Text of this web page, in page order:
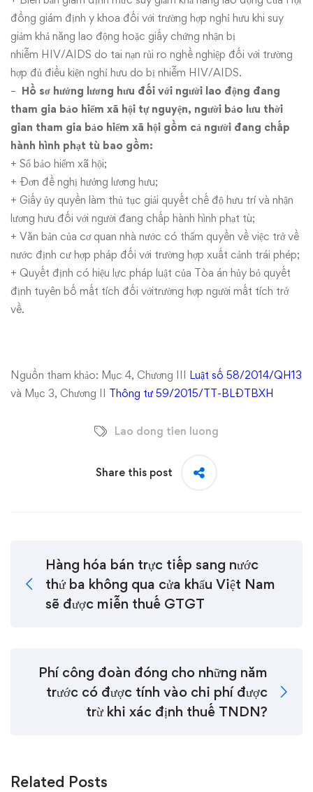
đồng giám định y khoa đối với trường hợp nghỉ hưu khi suy
giảm khả năng lao động hoặc giấy chứng nhận bị
nhiễm HIV/AIDS do tai nạn rủi ro nghề nghiệp đối với trường
hợp đủ điều kiện nghỉ hưu do bị nhiễm HIV/AIDS.
– Hồ sơ hưởng lương hưu đối với người lao động đang
tham gia bảo hiểm xã hội tự nguyện, người bảo lưu thời
gian tham gia bảo hiểm xã hội gồm cả người đang chấp
hành hình phạt tù bao gồm:
+ Sổ bảo hiểm xã hội;
+ Đơn đề nghị hưởng lương hưu;
+ Giấy ủy quyền làm thủ tục giải quyết chế độ hưu trí và nhận
lương hưu đối với người đang chấp hành hình phạt tù;
+ Văn bản của cơ quan nhà nước có thẩm quyền về việc trở về
nước định cư hợp pháp đối với trường hợp xuất cảnh trái phép;
+ Quyết định có hiệu lực pháp luật của Tòa án hủy bỏ quyết
định tuyên bố mất tích đối vớitrường hợp người mất tích trở
về.
Nguồn tham khảo: Mục 4, Chương III Luật số 58/2014/QH13
và Mục 3, Chương II Thông tư 59/2015/TT-BLĐTBXH
Lao dong tien luong
Share this post
Hàng hóa bán trực tiếp sang nước
thứ ba không qua cửa khẩu Việt Nam
sẽ được miễn thuế GTGT
Phí công đoàn đóng cho những năm
trước có được tính vào chi phí được
trừ khi xác định thuế TNDN?
Related Posts